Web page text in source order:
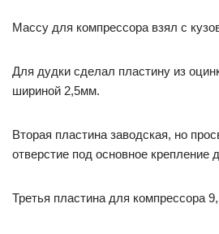
Массу для компрессора взял с
Для дудки сделал пластину из
шириной 2,5мм.
Вторая пластина заводская, но
отверстие под основное крепление
Третья пластина для компрессора